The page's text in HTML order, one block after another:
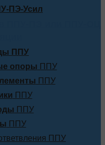
ПЭ-Усил
ППУ
опоры ППУ
ППУ
ППУ
ППУ
ППУ
ППУ